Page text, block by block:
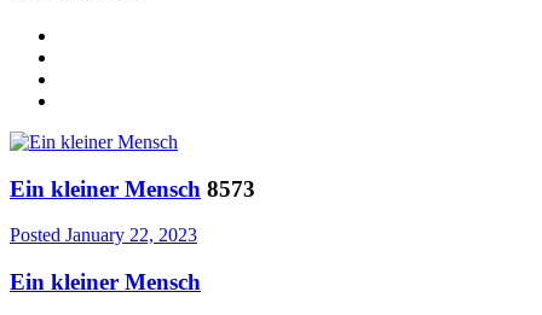
Ein kleiner Mensch 8573
Posted January 22, 2023
Ein kleiner Mensch